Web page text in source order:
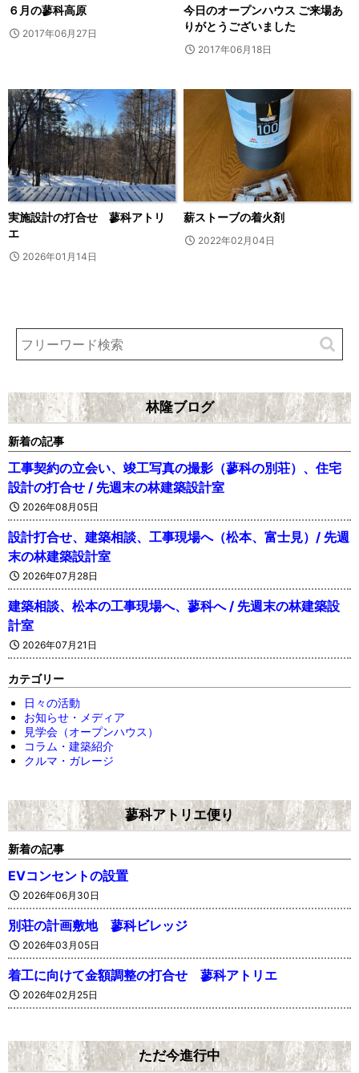
６月の蓼科高原
2017年06月27日
今日のオープンハウス ご来場あ
りがとうございました
2017年06月18日
実施設計の打合せ 蓼科アトリ
エ
2026年01月14日
薪ストーブの着火剤
2022年02月04日
林隆ブログ
新着の記事
工事契約の立会い、竣工写真の撮影（蓼科の別荘）、住宅
設計の打合せ / 先週末の林建築設計室
2026年08月05日
設計打合せ、建築相談、工事現場へ（松本、富士見）/ 先週
末の林建築設計室
2026年07月28日
建築相談、松本の工事現場へ、蓼科へ / 先週末の林建築設
計室
2026年07月21日
カテゴリー
日々の活動
お知らせ・メディア
見学会（オープンハウス）
コラム・建築紹介
クルマ・ガレージ
蓼科アトリエ便り
新着の記事
EVコンセントの設置
2026年06月30日
別荘の計画敷地 蓼科ビレッジ
2026年03月05日
着工に向けて金額調整の打合せ 蓼科アトリエ
2026年02月25日
ただ今進行中